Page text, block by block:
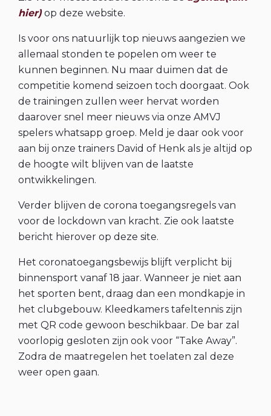
hier)op deze website.
Is voor ons natuurlijk top nieuws aangezien we
allemaal stonden te popelen om weer te
kunnen beginnen. Nu maar duimen dat de
competitie komend seizoen toch doorgaat. Ook
de trainingen zullen weer hervat worden
daarover snel meer nieuws via onze AMVJ
spelers whatsapp groep. Meld je daar ook voor
aan bij onze trainers David of Henk als je altijd op
de hoogte wilt blijven van de laatste
ontwikkelingen.
Verder blijven de corona toegangsregels van
voor de lockdown van kracht. Zie ook laatste
bericht hierover op deze site.
Het coronatoegangsbewijs blijft verplicht bij
binnensport vanaf 18 jaar. Wanneer je niet aan
het sporten bent, draag dan een mondkapje in
het clubgebouw. Kleedkamers tafeltennis zijn
met QR code gewoon beschikbaar. De bar zal
voorlopig gesloten zijn ook voor “Take Away”.
Zodra de maatregelen het toelaten zal deze
weer open gaan.